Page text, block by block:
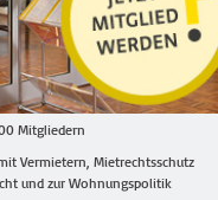
Mitgliedern
Vermietern, Mietrechtsschutz
und zur Wohnungspolitik